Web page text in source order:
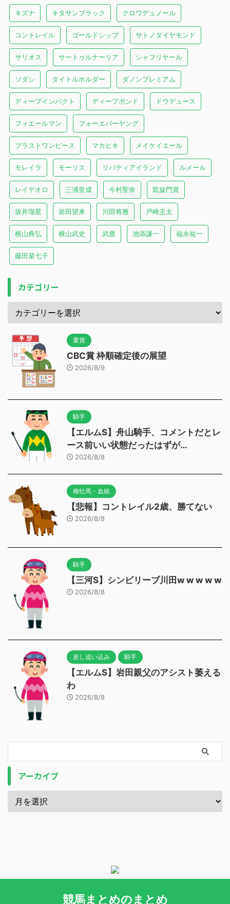
キズナ キタサンブラック クロワデュノール
コントレイル ゴールドシップ サトノダイヤモンド
サリオス サートゥルナーリア シャフリヤール
ソダシ タイトルホルダー ダノンプレミアム
ディープインパクト ディープボンド ドウデュース
フィエールマン フォーエバーヤング
ブラストワンピース マカヒキ メイケイエール
モレイラ モーリス リバティアイランド ルメール
レイデオロ 三浦皇成 今村聖奈 凱旋門賞
坂井瑠星 岩田望来 川田将雅 戸崎圭太
横山典弘 横山武史 武豊 池添謙一 福永祐一
藤田菜七子
カテゴリー
重賞
CBC賞 枠順確定後の展望
2026/8/9
騎手
【エルムS】舟山騎手、コメントだとレ
ース前いい状態だったはずが…
2026/8/8
種牡馬・血統
【悲報】コントレイル2歳、勝てない
2026/8/8
騎手
【三河S】シンビリーブ川田w w w w w
2026/8/8
差し追い込み 騎手
【エルムS】岩田親父のアシスト萎える
わ
2026/8/8
アーカイブ
競馬まとめのまとめ